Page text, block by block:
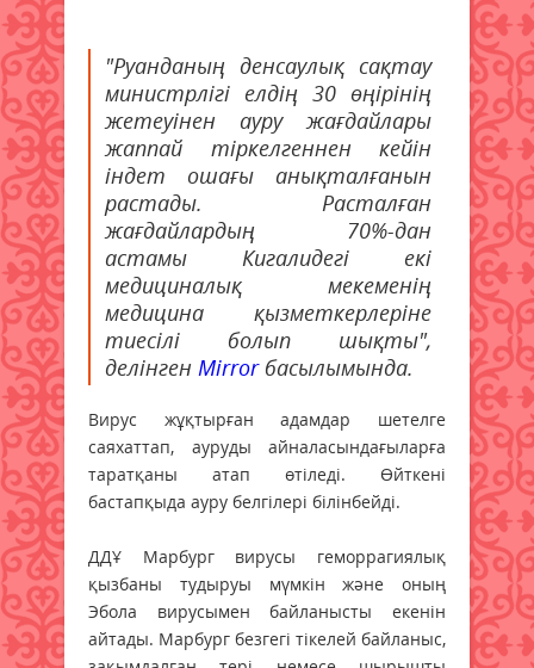
"Руанданың денсаулық сақтау
министрлігі елдің 30 өңірінің
жетеуінен ауру жағдайлары
жаппай тіркелгеннен кейін
індет ошағы анықталғанын
растады. Расталған
жағдайлардың 70%-дан
астамы Кигалидегі екі
медициналық мекеменің
медицина қызметкерлеріне
тиесілі болып шықты",
делінген Mirrorбасылымында.
Вирус жұқтырған адамдар шетелге
саяхаттап, ауруды айналасындағыларға
таратқаны атап өтіледі. Өйткені
бастапқыда ауру белгілері білінбейді.
ДДҰ Марбург вирусы геморрагиялық
қызбаны тудыруы мүмкін және оның
Эбола вирусымен байланысты екенін
айтады. Марбург безгегі тікелей байланыс,